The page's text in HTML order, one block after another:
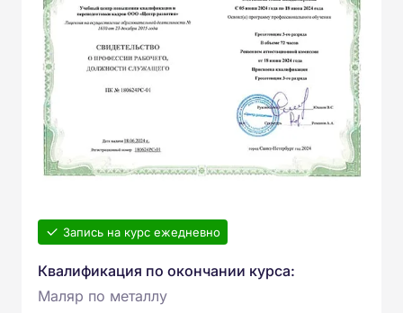
Запись на курс ежедневно
Квалификация по окончании курса:
Маляр по металлу